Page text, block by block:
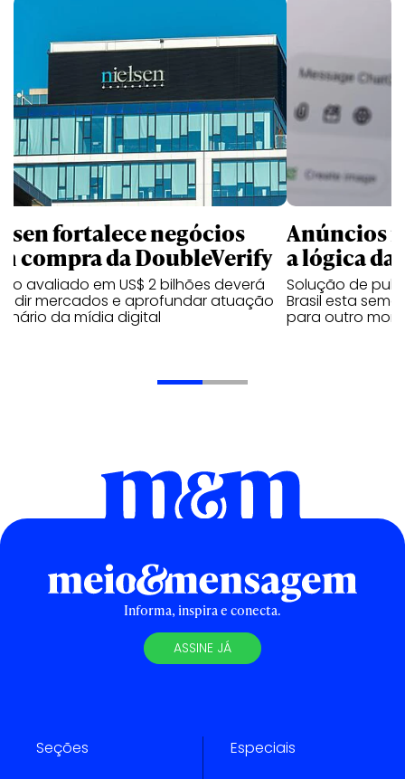
fortalece negócios
compra da DoubleVerify
avaliado em US$ 2 bilhões deverá
mercados e aprofundar atuação
da mídia digital
Anúncios
a lógica
Solução de
Brasil esta
para outro
Informa, inspira e conecta.
ASSINE JÁ
Seções Especiais